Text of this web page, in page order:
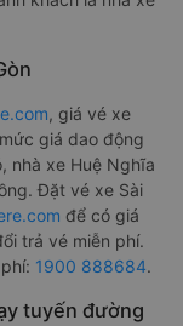
, giá vé xe
giá dao động
nhà xe Huệ Nghĩa
Đặt vé xe Sài
để có giá
trả vé miễn phí.
1900 888684.
tuyến đường